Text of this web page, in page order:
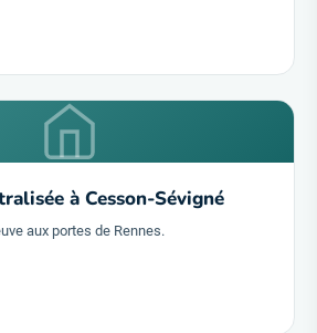
à Cesson-Sévigné
aux portes de Rennes.